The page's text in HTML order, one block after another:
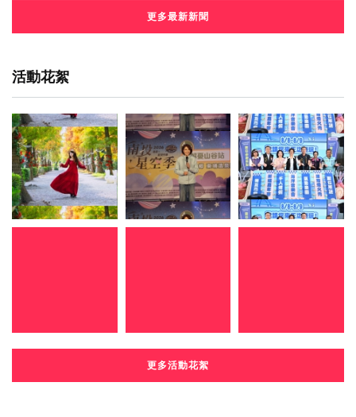
更多最新新聞
活動花絮
更多活動花絮